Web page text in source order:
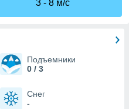
3
8 м/с
Подъемники
0 / 3
Снег
-